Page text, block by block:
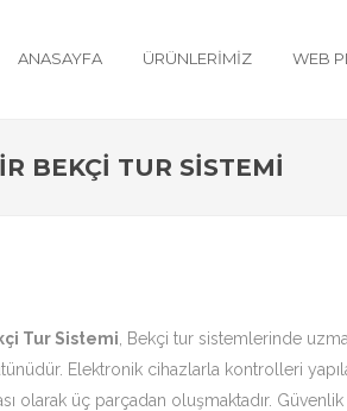
ANASAYFA ÜRÜNLERIMIZ WEB
BEKÇI TUR SISTEMI
Tur Sistemi , Bekçi tur sistemlerinde
Elektronik cihazlarla kontrolleri
olarak üç parçadan oluşmaktadır.